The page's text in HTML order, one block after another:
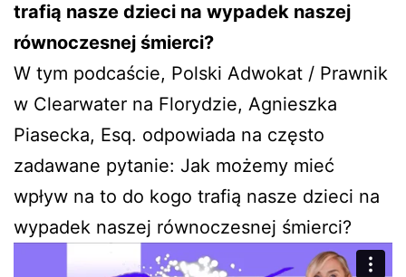
trafią nasze dzieci na wypadek naszej
równoczesnej śmierci?
W tym podcaście, Polski Adwokat / Prawnik
w Clearwater na Florydzie, Agnieszka
Piasecka, Esq. odpowiada na często
zadawane pytanie: Jak możemy mieć
wpływ na to do kogo trafią nasze dzieci na
wypadek naszej równoczesnej śmierci?